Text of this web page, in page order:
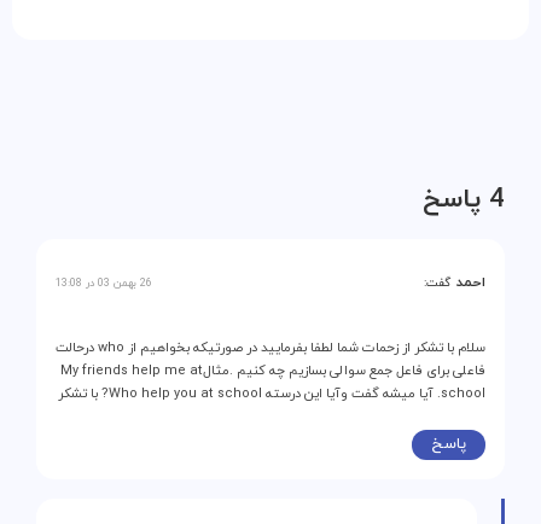
4 پاسخ
احمد گفت: 26 بهمن 03 در 13:08
سلام با تشکر از زحمات شما لطفا بفرمایید در صورتیکه بخواهیم از who درحالت
فاعلی برای فاعل جمع سوالی بسازیم چه کنیم .مثالMy friends help me at
school. آیا میشه گفت وآیا این درسته Who help you at school? با تشکر
پاسخ